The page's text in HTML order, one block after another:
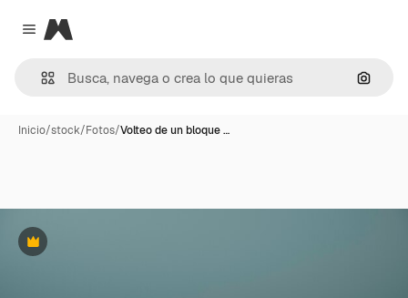
Close menu
Magnific
Inicio/stock/Fotos/Volteo de un bloque …
Premium